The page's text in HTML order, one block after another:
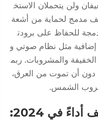
ولن يتحملان الاستخ
مدمج لحماية من أشعة
للحفاظ على برودت
مثل نظام صوتي و
والمشروبات. ربم
دون أن تموت من العرق،
غروب الشمس.
في 2024: